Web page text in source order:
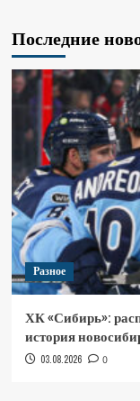
Последние
Разное
ХК «Сибирь»:
история
03.08.2026 0